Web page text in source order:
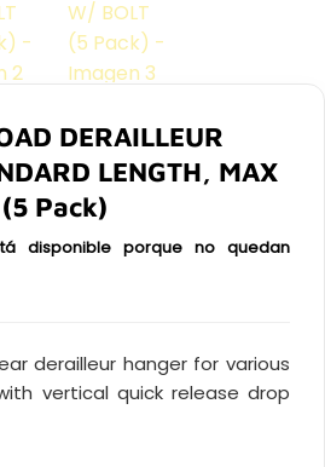
DERAILLEUR
LENGTH, MAX
Pack)
disponible porque no quedan
derailleur hanger for various
vertical quick release drop